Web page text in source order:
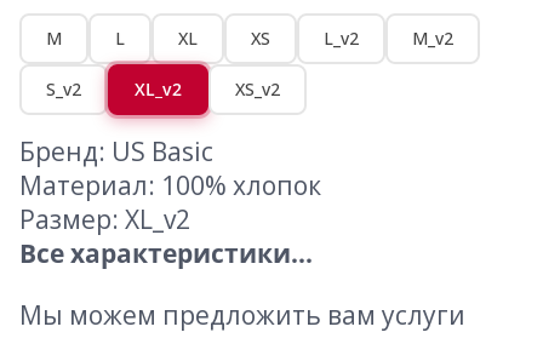
M L XL XS L_v2 M_v2
S_v2 XL_v2 XS_v2
Бренд: US Basic
Материал: 100% хлопок
Размер: XL_v2
Все характеристики...
Мы можем предложить вам услуги